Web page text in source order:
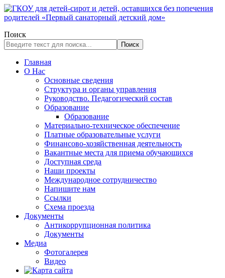
Поиск
Поиск
Главная
О Нас
Основные сведения
Структура и органы управления
Руководство. Педагогический состав
Образование
Образование
Материально-техническое обеспечение
Платные образовательные услуги
Финансово-хозяйственная деятельность
Вакантные места для приема обучающихся
Доступная среда
Наши проекты
Международное сотрудничество
Напишите нам
Ссылки
Схема проезда
Документы
Антикоррупционная политика
Документы
Медиа
Фотогалерея
Видео